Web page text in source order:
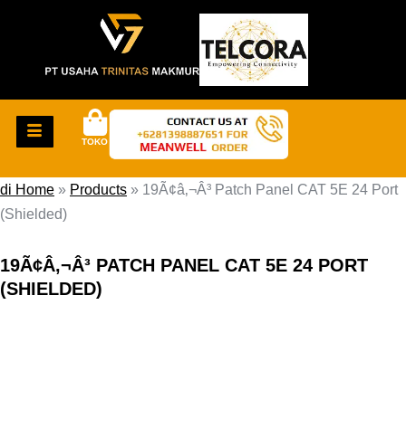
TOKO
di Home » Products » 19Ã¢â‚¬Â³ Patch Panel CAT 5E 24 Port
(Shielded)
19Ã¢Â‚¬Â³ PATCH PANEL CAT 5E 24 PORT
(SHIELDED)